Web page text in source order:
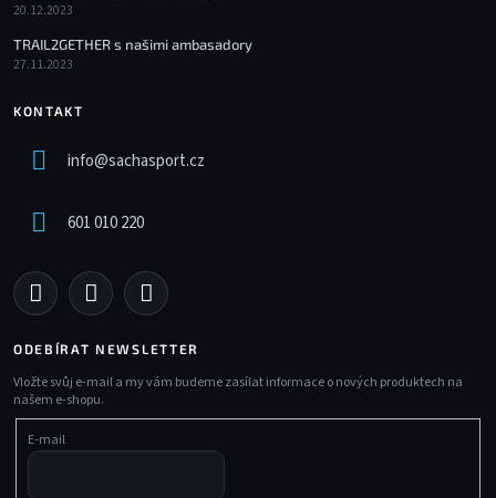
20.12.2023
TRAIL2GETHER s našimi ambasadory
27.11.2023
KONTAKT
info@sachasport.cz
601 010 220
ODEBÍRAT NEWSLETTER
Vložte svůj e-mail a my vám budeme zasílat informace o nových produktech na
našem e-shopu.
E-mail